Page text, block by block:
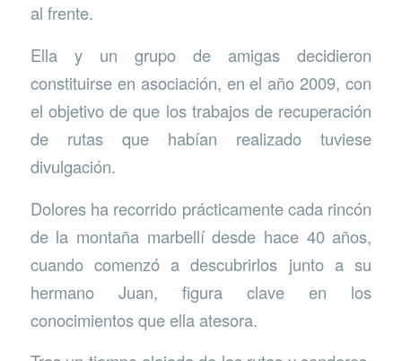
al frente.
Ella y un grupo de amigas decidieron
constituirse en asociación, en el año 2009, con
el objetivo de que los trabajos de recuperación
de rutas que habían realizado tuviese
divulgación.
Dolores ha recorrido prácticamente cada rincón
de la montaña marbellí desde hace 40 años,
cuando comenzó a descubrirlos junto a su
hermano Juan, figura clave en los
conocimientos que ella atesora.